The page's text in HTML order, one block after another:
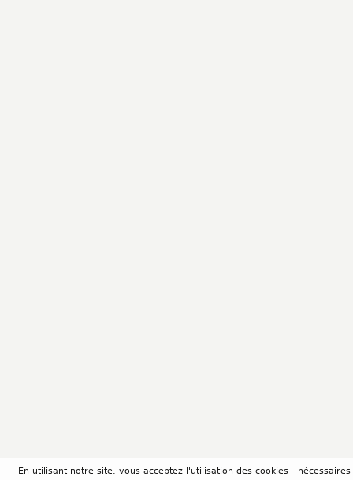
En utilisant notre site, vous acceptez l'utilisation des cookies -